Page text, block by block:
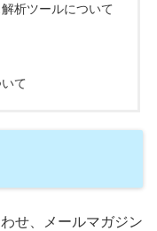
析ツールについて
て
せ、メールマガジン